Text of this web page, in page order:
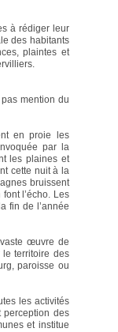
à rédiger leur
des habitants
plaintes et
mention du
en proie les
par la
les plaines et
cette nuit à la
bruissent
l’écho. Les
fin de l’année
œuvre de
territoire des
paroisse ou
les activités
perception des
et institue